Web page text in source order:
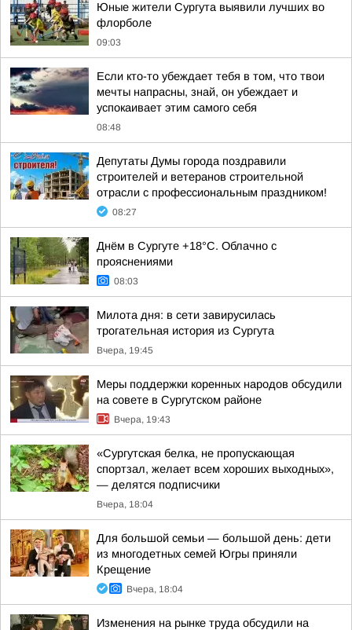
Юные жители Сургута выявили лучших во
флорболе
09:03
Если кто-то убеждает тебя в том, что твои
мечты напрасны, знай, он убеждает и
успокаивает этим самого себя
08:48
Депутаты Думы города поздравили
строителей и ветеранов строительной
отрасли с профессиональным праздником!
08:27
Днём в Сургуте +18°С. Облачно с
прояснениями
08:03
Милота дня: в сети завирусилась
трогательная история из Сургута
Вчера, 19:45
Меры поддержки коренных народов обсудили
на совете в Сургутском районе
Вчера, 19:43
«Сургутская белка, не пропускающая
спортзал, желает всем хороших выходных»,
— делятся подписчики
Вчера, 18:04
Для большой семьи — большой день: дети
из многодетных семей Югры приняли
Крещение
Вчера, 18:04
Изменения на рынке труда обсудили на